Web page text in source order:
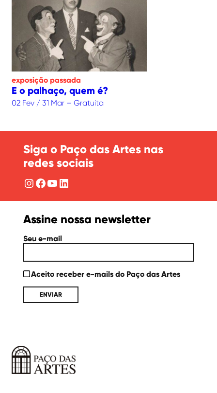
exposição passada
E o palhaço, quem é?
02 Fev / 31 Mar – Gratuita
Siga o Paço das Artes nas
redes sociais
Instagram
Facebook
YouTube
LinkedIn
Assine nossa newsletter
Seu e-mail
Aceito receber e-mails do Paço das Artes